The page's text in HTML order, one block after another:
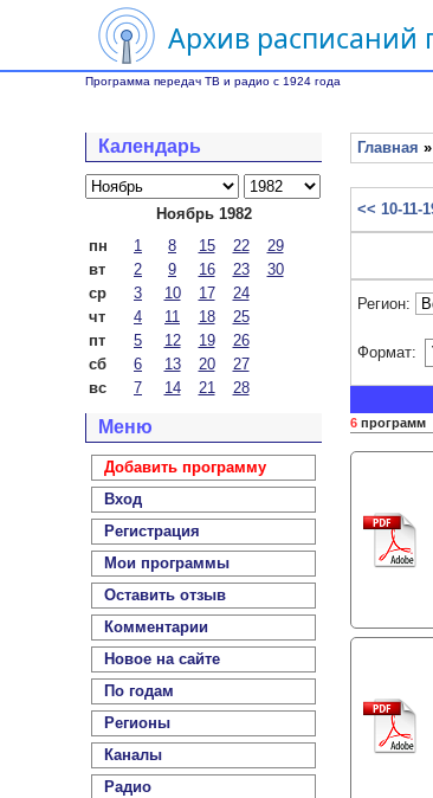
Архив расписаний
Программа передач ТВ и радио с 1924 года
Календарь
Ноябрь 1982
пн
1 8 15 22
29
вт
2 9 16 23
30
ср
3 10 17
24
чт
4 11 18
25
пт
5 12 19
26
сб
6 13 20
27
вс
7 14 21 28
Меню
Добавить программу
Вход
Регистрация
Мои программы
Оставить отзыв
Комментарии
Новое на сайте
По годам
Регионы
Каналы
Радио
Главная
<< 10-11-
Регион:
Формат:
6 программ